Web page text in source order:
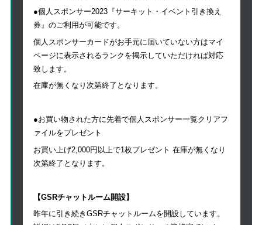
●個人スポンサー2023『サーキット・イベント引き換え
券』のご利用が可能です。
個人スポンサーカードがお手元に届いていない方はマイ
ページに表示されるランクを掲示していただければ対応
致します。
在庫が無くなり次第終了となります。
●お買い物された方に先着で個人スポンサー一覧クリアフ
ァイルをプレゼント
お買い上げ2,000円以上で1枚プレゼント 在庫が無くなり
次第終了となります。
【GSRチャットルーム開設】
昨年に引き続きGSRチャットルームを開設しています。